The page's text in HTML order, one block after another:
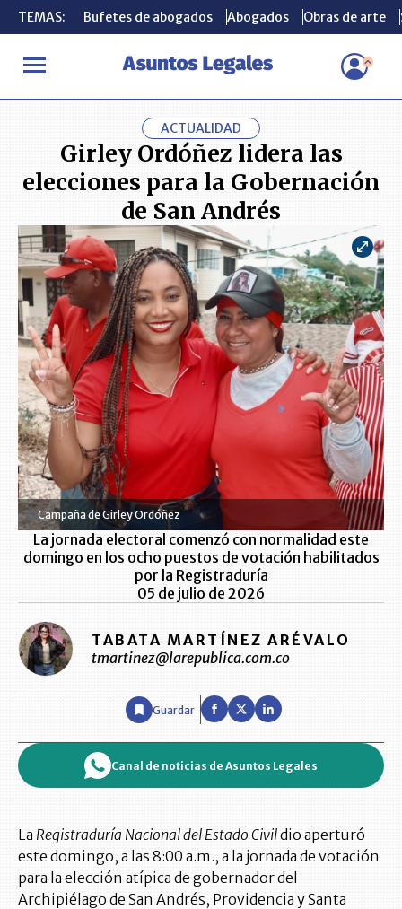
TEMAS: Bufetes de abogados Abogados Obras de arte
INICIO ACTUALIDAD Girley Ordóñez lidera las elecciones para
TEMAS: Bufetes de abogados Abogados Obras de arte
ACTUALIDAD
Girley Ordóñez lidera las
elecciones para la Gobernación
de San Andrés
Campaña de Girley Ordóñez
La jornada electoral comenzó con normalidad este
domingo en los ocho puestos de votación habilitados
por la Registraduría
05 de julio de 2026
TABATA MARTÍNEZ ARÉVALO
tmartinez@larepublica.com.co
Guardar
Canal de noticias de Asuntos Legales
La Registraduría Nacional del Estado Civildio aperturó
este domingo, a las 8:00 a.m., a la jornada de votación
para la elección atípica de gobernador del
Archipiélago de San Andrés, Providencia y Santa